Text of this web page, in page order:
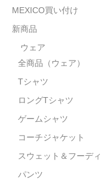
STILL 90’s
Brown Pride
全商品（ORIGINAL）
ハニーカムトライプ
MEXICO買い付け
新商品
ウェア
全商品（ウェア）
Tシャツ
ロングTシャツ
ゲームシャツ
コーチジャケット
スウェット＆フーディ
パンツ